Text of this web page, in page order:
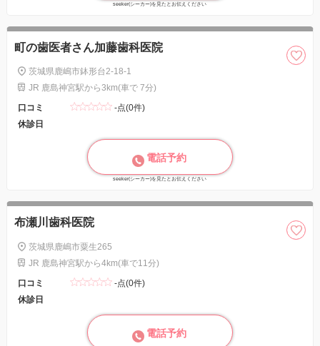
seeker(シーカー)を見たとお伝えください
町の歯医者さん加藤歯科医院
茨城県鹿嶋市鉢形台2-18-1
JR 鹿島神宮駅から3km(車で 7分)
口コミ
-点(0件)
休診日
電話予約
seeker(シーカー)を見たとお伝えください
布瀬川歯科医院
茨城県鹿嶋市粟生265
JR 鹿島神宮駅から4km(車で11分)
口コミ
-点(0件)
休診日
電話予約